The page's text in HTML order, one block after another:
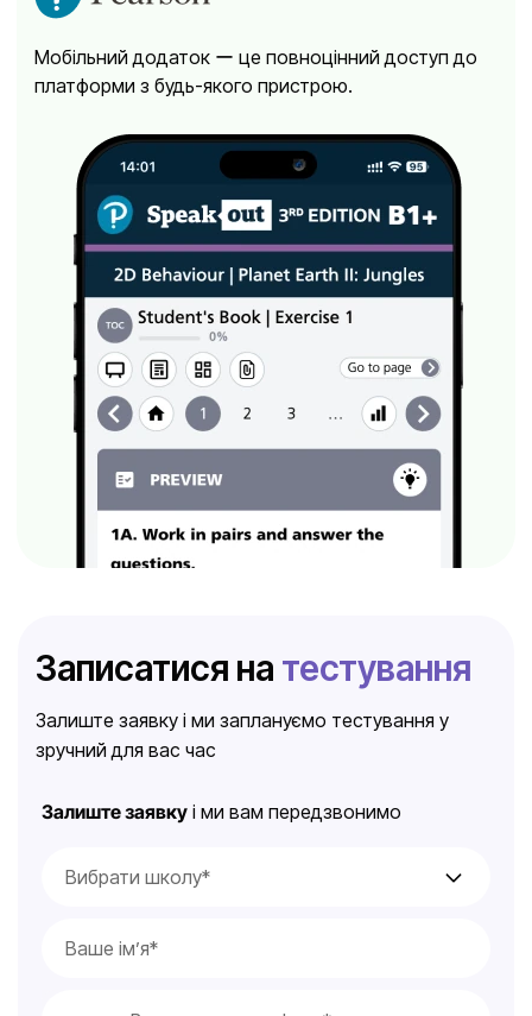
Мобільний додаток ー це повноцінний доступ до
платформи з будь-якого пристрою.
Записатися на тестування
Залиште заявку і ми заплануємо тестування у
зручний для вас час
Залиште заявку і ми вам передзвонимо